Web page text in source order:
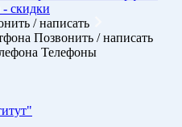
скидки
/ написать
Позвонить / написать
Телефоны